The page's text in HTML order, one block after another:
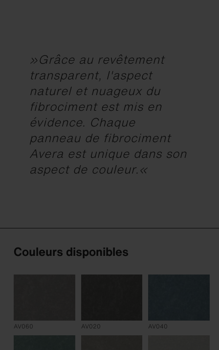
»Grâce au revêtement
transparent, l'aspect
naturel et nuageux du
fibrociment est mis en
évidence. Chaque
panneau de fibrociment
Avera est unique dans son
aspect de couleur.«
Couleurs disponibles
AV060 AV020 AV040